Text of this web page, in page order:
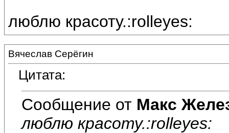
люблю красоту.:rolleyes:
Вячеслав Серёгин
Цитата:
Сообщение от Макс
люблю красоту.:rolleyes: